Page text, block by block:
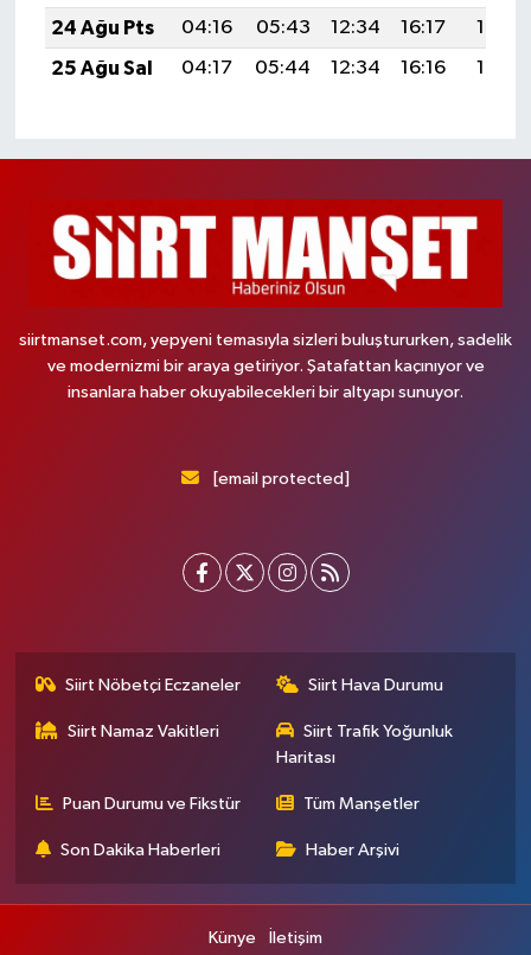
24 Ağu Pts
04:16 05:43 12:34 16:17
19:16
25 Ağu Sal
04:17 05:44 12:34 16:16 19:15
siirtmanset.com, yepyeni temasıyla sizleri buluştururken, sadelik
ve modernizmi bir araya getiriyor. Şatafattan kaçınıyor ve
insanlara haber okuyabilecekleri bir altyapı sunuyor.
[email protected]
Siirt Nöbetçi Eczaneler Siirt Hava Durumu
Siirt Namaz Vakitleri
Siirt Trafik Yoğunluk
Haritası
Puan Durumu ve Fikstür Tüm Manşetler
Son Dakika Haberleri Haber Arşivi
Künye İletişim